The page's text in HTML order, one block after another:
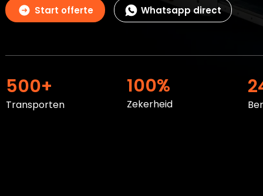
Start offerte Whatsapp direct
500+
Transporten
100%
Zekerheid